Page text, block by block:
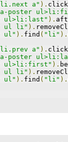
li.next a" ). click
poster
ul>li:last" ).
ul li" ).
ul" ). find ( "li" ).
li.prev a" ). click
poster
ul>li:first" ).
ul li" ).
ul" ). find ( "li" ).